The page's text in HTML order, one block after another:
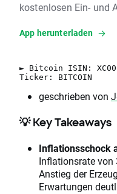
kostenlosen Ein- und
App herunterladen
► Bitcoin ISIN:
Ticker: BITCOIN
geschrieben von
💡 Key Takeaways
Inflationsschock
Inflationsrate von
Anstieg der
Erwartungen